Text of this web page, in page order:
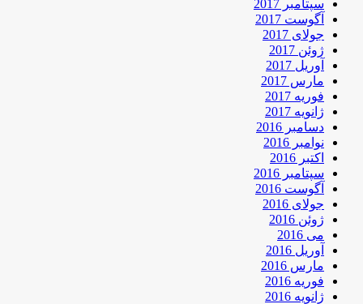
سپتامبر 2017
آگوست 2017
جولای 2017
ژوئن 2017
آوریل 2017
مارس 2017
فوریه 2017
ژانویه 2017
دسامبر 2016
نوامبر 2016
اکتبر 2016
سپتامبر 2016
آگوست 2016
جولای 2016
ژوئن 2016
می 2016
آوریل 2016
مارس 2016
فوریه 2016
ژانویه 2016